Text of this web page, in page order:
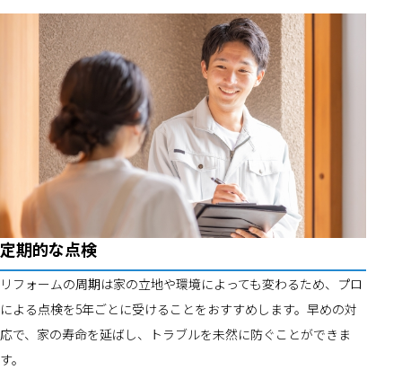
定期的な点検
リフォームの周期は家の立地や環境によっても変わるため、プロ
による点検を5年ごとに受けることをおすすめします。早めの対
応で、家の寿命を延ばし、トラブルを未然に防ぐことができま
す。